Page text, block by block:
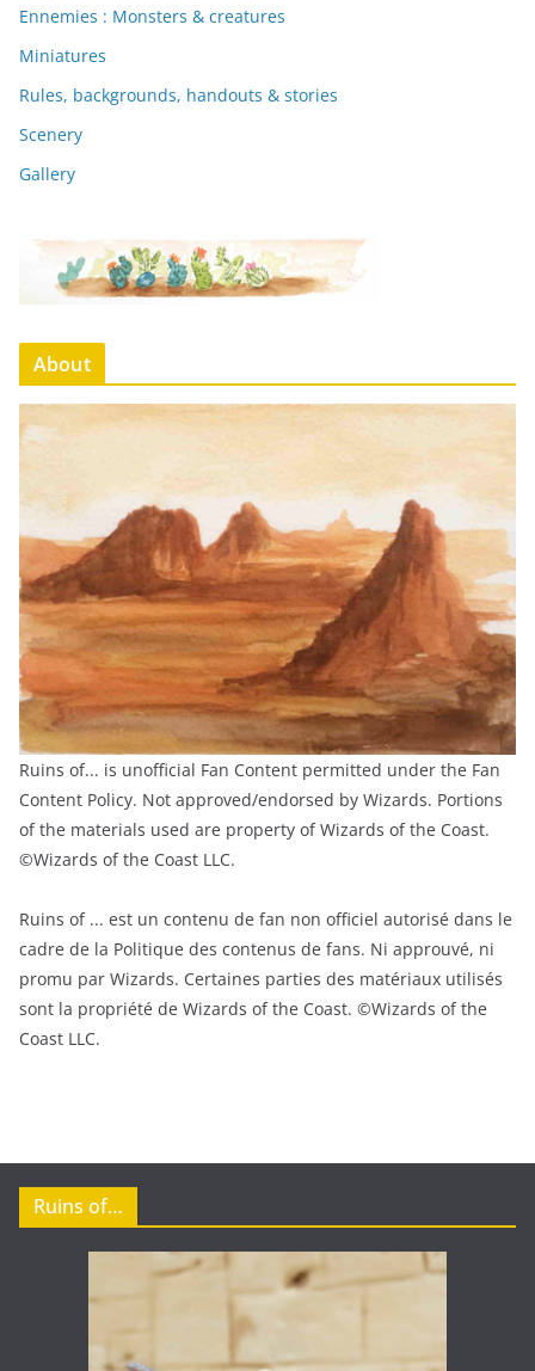
Ennemies : Monsters & creatures
Miniatures
Rules, backgrounds, handouts & stories
Scenery
Gallery
About
Ruins of... is unofficial Fan Content permitted under the Fan
Content Policy. Not approved/endorsed by Wizards. Portions
of the materials used are property of Wizards of the Coast.
©Wizards of the Coast LLC.
Ruins of ... est un contenu de fan non officiel autorisé dans le
cadre de la Politique des contenus de fans. Ni approuvé, ni
promu par Wizards. Certaines parties des matériaux utilisés
sont la propriété de Wizards of the Coast. ©Wizards of the
Coast LLC.
Ruins of…